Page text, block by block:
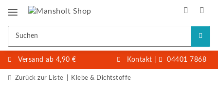
Versand ab 4,90 € Kontakt 04401 7868
Zurück zur Liste Klebe & Dichtstoffe